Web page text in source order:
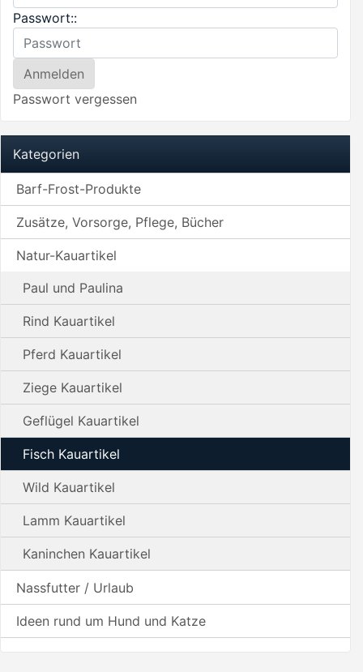
Passwort::
Passwort vergessen
Kategorien
Barf-Frost-Produkte
Zusätze, Vorsorge, Pflege, Bücher
Natur-Kauartikel
Paul und Paulina
Rind Kauartikel
Pferd Kauartikel
Ziege Kauartikel
Geflügel Kauartikel
Fisch Kauartikel
Wild Kauartikel
Lamm Kauartikel
Kaninchen Kauartikel
Nassfutter / Urlaub
Ideen rund um Hund und Katze